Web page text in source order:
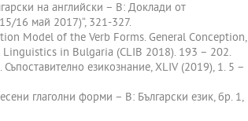
на английски – В: Доклади от
16 май 2017)“, 321-327.
Model of the Verb Forms. General Conception,
in Bulgaria (CLIB 2018). 193 – 202.
езикознание, XLІV (2019), 1. 5 –
глаголни форми – В: Български език, бр. 1,